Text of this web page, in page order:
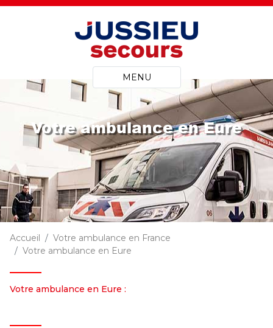
MENU
Votre ambulance en Eure
Accueil
Votre ambulance en France
Votre ambulance en Eure
Votre ambulance en Eure :